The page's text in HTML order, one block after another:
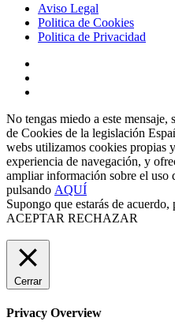
Aviso Legal
Politica de Cookies
Politica de Privacidad
No tengas miedo a este
de Cookies de la legislación
webs utilizamos cookies propias
experiencia de navegación, y
ampliar información sobre el uso
pulsando AQUÍ
Supongo que estarás de
ACEPTAR RECHAZAR
Cerrar
Privacy Overview